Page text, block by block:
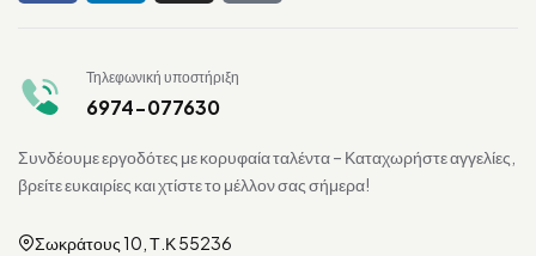
Τηλεφωνική υποστήριξη
6974-077630
Συνδέουμε εργοδότες με κορυφαία ταλέντα – Καταχωρήστε αγγελίες,
βρείτε ευκαιρίες και χτίστε το μέλλον σας σήμερα!
Σωκράτους 10, Τ.Κ 55236